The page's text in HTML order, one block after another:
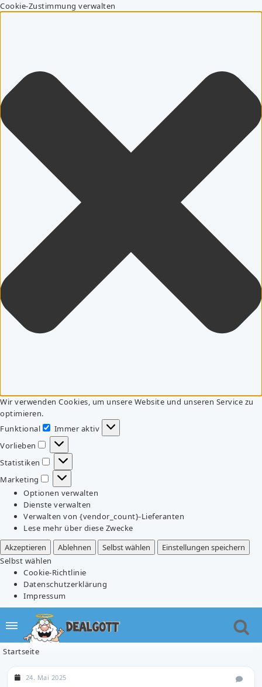
Cookie-Zustimmung verwalten
Wir verwenden Cookies, um unsere Website und unseren Service zu
optimieren.
Funktional
Funktional
Immer aktiv
Vorlieben
Vorlieben
Statistiken
Statistiken
Marketing
Marketing
Optionen verwalten
Dienste verwalten
Verwalten von {vendor_count}-Lieferanten
Lese mehr über diese Zwecke
Akzeptieren
Ablehnen Selbst wählen
Einstellungen speichern
Selbst wählen
Cookie-Richtlinie
Datenschutzerklärung
Impressum
Startseite
24. Mai 2025